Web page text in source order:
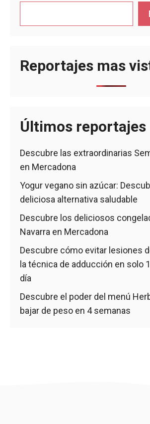
Reportajes mas
Últimos reportajes
Descubre las extraordinarias
en Mercadona
Yogur vegano sin azúcar:
deliciosa alternativa saludable
Descubre los deliciosos
Navarra en Mercadona
Descubre cómo evitar lesiones
la técnica de adducción en solo
día
Descubre el poder del menú
bajar de peso en 4 semanas